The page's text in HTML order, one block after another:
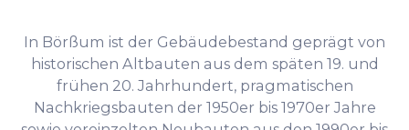
In Börßum ist der Gebäudebestand geprägt von
historischen Altbauten aus dem späten 19. und
frühen 20. Jahrhundert, pragmatischen
Nachkriegsbauten der 1950er bis 1970er Jahre